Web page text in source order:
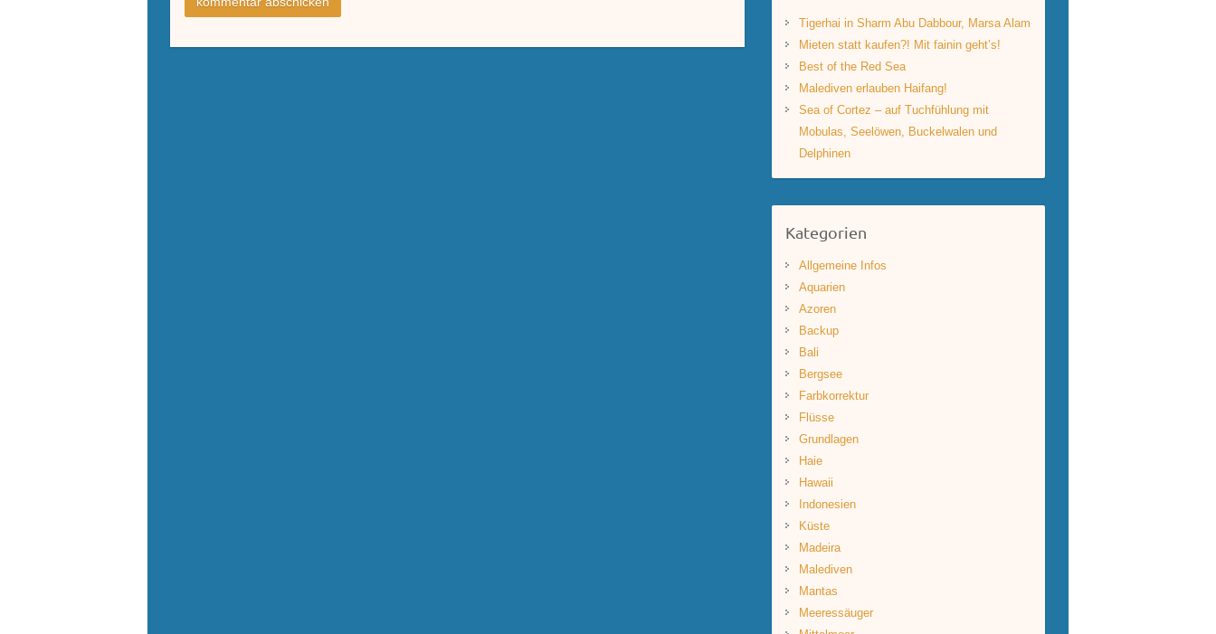
Tigerhai in Sharm Abu Dabbour, Marsa Alam
Mieten statt kaufen?! Mit fainin geht’s!
Best of the Red Sea
Malediven erlauben Haifang!
Sea of Cortez – auf Tuchfühlung mit
Mobulas, Seelöwen, Buckelwalen und
Delphinen
Kategorien
Allgemeine Infos
Aquarien
Azoren
Backup
Bali
Bergsee
Farbkorrektur
Flüsse
Grundlagen
Haie
Hawaii
Indonesien
Küste
Madeira
Malediven
Mantas
Meeressäuger